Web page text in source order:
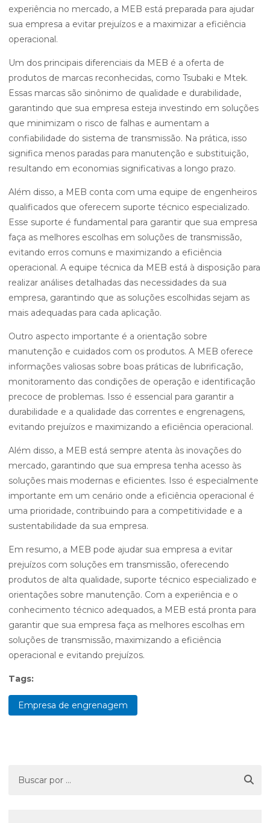
experiência no mercado, a MEB está preparada para ajudar
sua empresa a evitar prejuízos e a maximizar a eficiência
operacional.
Um dos principais diferenciais da MEB é a oferta de
produtos de marcas reconhecidas, como Tsubaki e Mtek.
Essas marcas são sinônimo de qualidade e durabilidade,
garantindo que sua empresa esteja investindo em soluções
que minimizam o risco de falhas e aumentam a
confiabilidade do sistema de transmissão. Na prática, isso
significa menos paradas para manutenção e substituição,
resultando em economias significativas a longo prazo.
Além disso, a MEB conta com uma equipe de engenheiros
qualificados que oferecem suporte técnico especializado.
Esse suporte é fundamental para garantir que sua empresa
faça as melhores escolhas em soluções de transmissão,
evitando erros comuns e maximizando a eficiência
operacional. A equipe técnica da MEB está à disposição para
realizar análises detalhadas das necessidades da sua
empresa, garantindo que as soluções escolhidas sejam as
mais adequadas para cada aplicação.
Outro aspecto importante é a orientação sobre
manutenção e cuidados com os produtos. A MEB oferece
informações valiosas sobre boas práticas de lubrificação,
monitoramento das condições de operação e identificação
precoce de problemas. Isso é essencial para garantir a
durabilidade e a qualidade das correntes e engrenagens,
evitando prejuízos e maximizando a eficiência operacional.
Além disso, a MEB está sempre atenta às inovações do
mercado, garantindo que sua empresa tenha acesso às
soluções mais modernas e eficientes. Isso é especialmente
importante em um cenário onde a eficiência operacional é
uma prioridade, contribuindo para a competitividade e a
sustentabilidade da sua empresa.
Em resumo, a MEB pode ajudar sua empresa a evitar
prejuízos com soluções em transmissão, oferecendo
produtos de alta qualidade, suporte técnico especializado e
orientações sobre manutenção. Com a experiência e o
conhecimento técnico adequados, a MEB está pronta para
garantir que sua empresa faça as melhores escolhas em
soluções de transmissão, maximizando a eficiência
operacional e evitando prejuízos.
Tags:
Empresa de engrenagem